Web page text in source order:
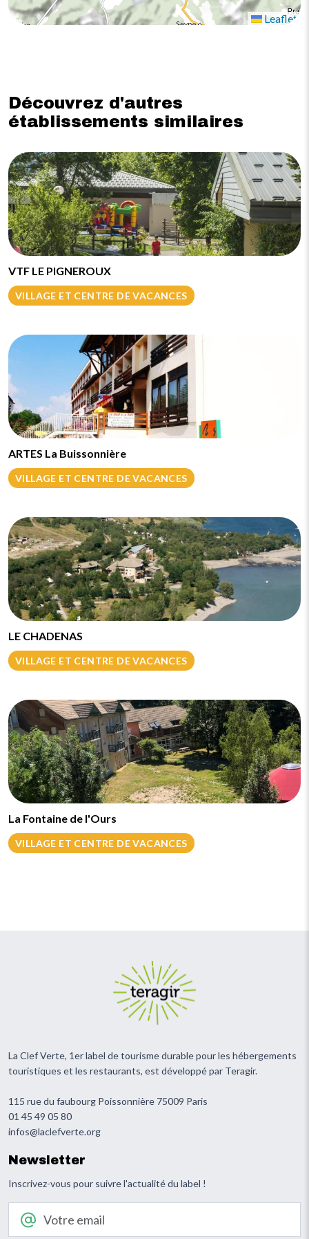
Leaflet
Découvrez d'autres
établissements similaires
VTF LE PIGNEROUX
VILLAGE ET CENTRE DE VACANCES
ARTES La Buissonnière
VILLAGE ET CENTRE DE VACANCES
LE CHADENAS
VILLAGE ET CENTRE DE VACANCES
La Fontaine de l'Ours
VILLAGE ET CENTRE DE VACANCES
La Clef Verte, 1er label de tourisme durable pour les hébergements
touristiques et les restaurants, est développé par Teragir.
115 rue du faubourg Poissonnière 75009 Paris
01 45 49 05 80
infos@laclefverte.org
Newsletter
Inscrivez-vous pour suivre l'actualité du label !